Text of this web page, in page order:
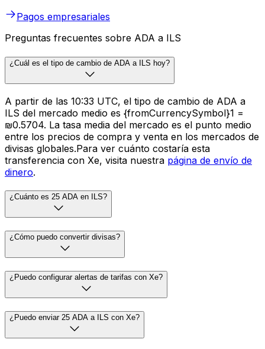
Pagos empresariales
Preguntas frecuentes sobre ADA a ILS
¿Cuál es el tipo de cambio de ADA a ILS hoy?
A partir de las 10:33 UTC, el tipo de cambio de ADA a
ILS del mercado medio es {fromCurrencySymbol}1 =
₪0.5704. La tasa media del mercado es el punto medio
entre los precios de compra y venta en los mercados de
divisas globales.Para ver cuánto costaría esta
transferencia con Xe, visita nuestra página de envío de
dinero.
¿Cuánto es 25 ADA en ILS?
¿Cómo puedo convertir divisas?
¿Puedo configurar alertas de tarifas con Xe?
¿Puedo enviar 25 ADA a ILS con Xe?